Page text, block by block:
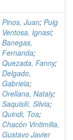
Pinos, Juan; Puig
Ventosa, Ignasi;
Banegas,
Fernanda;
Quezada, Fanny;
Delgado,
Gabriela;
Orellana, Nataly;
Saquisilí, Silvia;
Quindi, Toa;
Chacón Vintimilla,
Gustavo Javier